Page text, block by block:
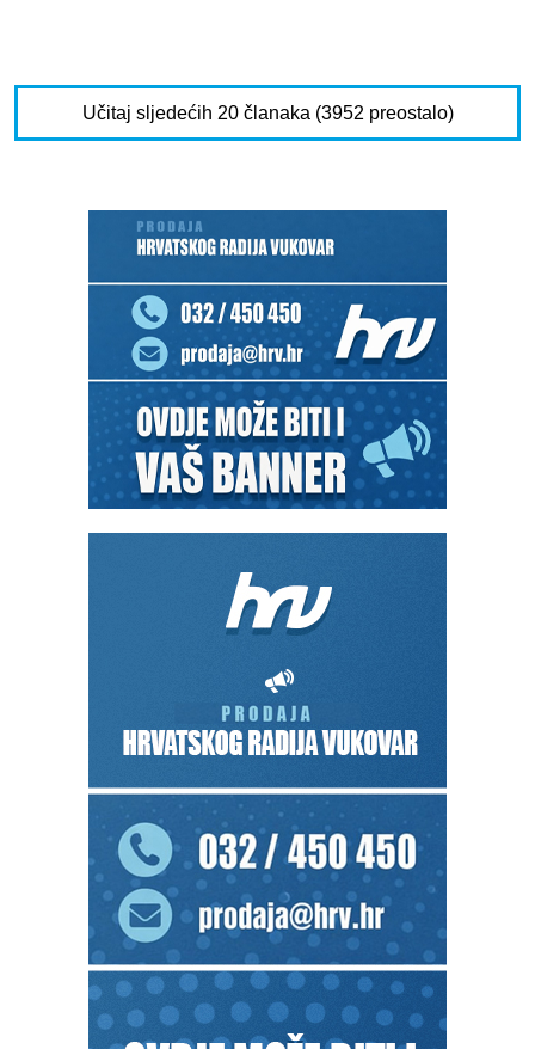
Učitaj sljedećih 20 članaka (3952 preostalo)